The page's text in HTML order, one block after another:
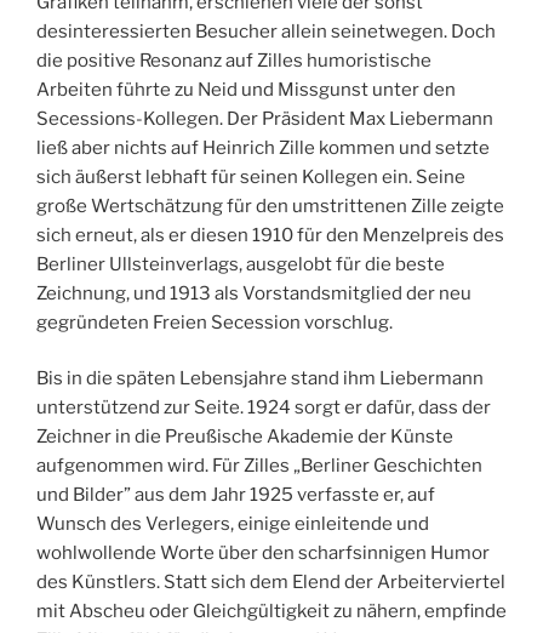
desinteressierten Besucher allein seinetwegen. Doch
die positive Resonanz auf Zilles humoristische
Arbeiten führte zu Neid und Missgunst unter den
Secessions-Kollegen. Der Präsident Max Liebermann
ließ aber nichts auf Heinrich Zille kommen und setzte
sich äußerst lebhaft für seinen Kollegen ein. Seine
große Wertschätzung für den umstrittenen Zille zeigte
sich erneut, als er diesen 1910 für den Menzelpreis des
Berliner Ullsteinverlags, ausgelobt für die beste
Zeichnung, und 1913 als Vorstandsmitglied der neu
gegründeten Freien Secession vorschlug.
Bis in die späten Lebensjahre stand ihm Liebermann
unterstützend zur Seite. 1924 sorgt er dafür, dass der
Zeichner in die Preußische Akademie der Künste
aufgenommen wird. Für Zilles „Berliner Geschichten
und Bilder” aus dem Jahr 1925 verfasste er, auf
Wunsch des Verlegers, einige einleitende und
wohlwollende Worte über den scharfsinnigen Humor
des Künstlers. Statt sich dem Elend der Arbeiterviertel
mit Abscheu oder Gleichgültigkeit zu nähern, empfinde